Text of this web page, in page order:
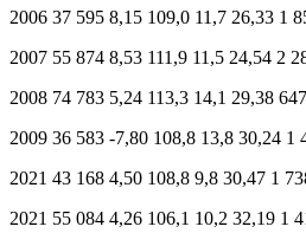
2006 37 595 8,15 109,0 11,7 26,33 1
2007 55 874 8,53 111,9 11,5 24,54 2
2008 74 783 5,24 113,3 14,1 29,38
2009 36 583 -7,80 108,8 13,8 30,24 1
2021 43 168 4,50 108,8 9,8 30,47 1
2021 55 084 4,26 106,1 10,2 32,19 1